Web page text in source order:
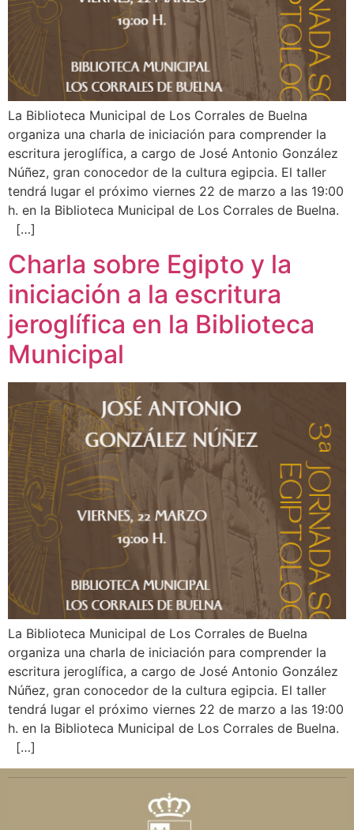
La Biblioteca Municipal de Los Corrales de Buelna
organiza una charla de iniciación para comprender la
escritura jeroglífica, a cargo de José Antonio González
Núñez, gran conocedor de la cultura egipcia. El taller
tendrá lugar el próximo viernes 22 de marzo a las 19:00
h. en la Biblioteca Municipal de Los Corrales de Buelna.
[…]
Charla sobre Egipto y la
iniciación a la escritura
jeroglífica en la Biblioteca
Municipal
La Biblioteca Municipal de Los Corrales de Buelna
organiza una charla de iniciación para comprender la
escritura jeroglífica, a cargo de José Antonio González
Núñez, gran conocedor de la cultura egipcia. El taller
tendrá lugar el próximo viernes 22 de marzo a las 19:00
h. en la Biblioteca Municipal de Los Corrales de Buelna.
[…]